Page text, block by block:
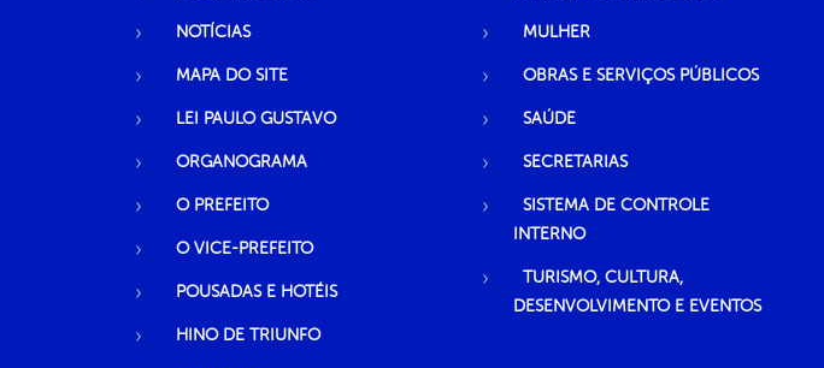
NOTÍCIAS
MAPA DO SITE
LEI PAULO GUSTAVO
ORGANOGRAMA
O PREFEITO
O VICE-PREFEITO
POUSADAS E HOTÉIS
HINO DE TRIUNFO
MULHER
OBRAS E SERVIÇOS PÚBLICOS
SAÚDE
SECRETARIAS
SISTEMA DE CONTROLE
INTERNO
TURISMO, CULTURA,
DESENVOLVIMENTO E EVENTOS